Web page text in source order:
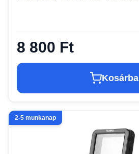
8 800 Ft
Kosárba
2-5 munkanap